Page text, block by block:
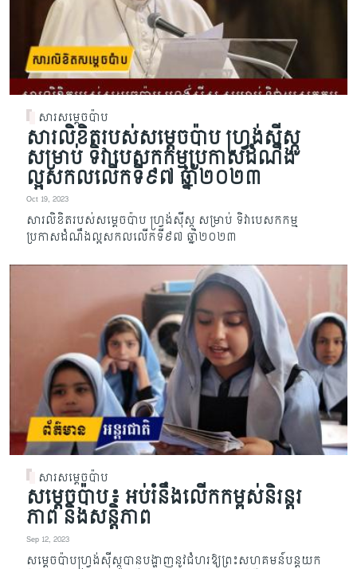
សារសម្តេចប៉ាប
សារលិខិតរបស់សម្តេចប៉ាប ហ្វ្រង់ស៊ីស្កូ
សម្រាប់ ទិវាបេសកកម្មប្រកាសដំណឹង
ល្អសកលលើកទី៩៧ ឆ្នាំ២០២៣
Oct 19, 2023
សារលិខិតរបស់សម្តេចប៉ាប ហ្វ្រង់ស៊ីស្កូ សម្រាប់ ទិវាបេសកកម្ម
ប្រកាសដំណឹងល្អសកលលើកទី៩៧ ឆ្នាំ២០២៣
សារសម្តេចប៉ាប
សម្តេចប៉ាប៖ អប់រំនឹងលើកកម្ពស់និរន្តរ
ភាព និងសន្តិភាព
Sep 12, 2023
សម្តេចប៉ាបហ្រ្វង់ស៊ីស្កូបានបង្ហាញនូវជំហរឱ្យ​ព្រះសហគមន៍បន្តយក